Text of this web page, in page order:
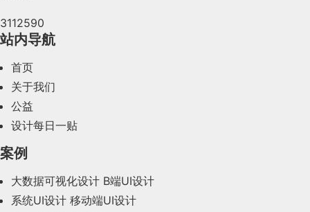
2024年4月(44)
2024年2月(58)
2023年10月(14)
3112590
站内导航
首页
关于我们
公益
设计每日一贴
案例
大数据可视化设计 B端UI设计
系统UI设计 移动端UI设计